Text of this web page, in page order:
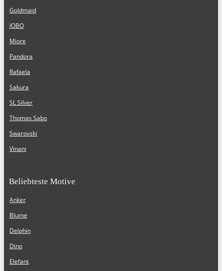
Goldmaid
JOBO
Miore
Pandora
Rafaela
Sakura
SL Silver
Thomas Sabo
Swarovski
Vinani
Beliebteste Motive
Anker
Blume
Delphin
Dino
Elefant